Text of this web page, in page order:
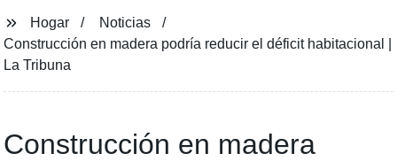
Hogar
Noticias
Construcción en madera podría reducir el déficit habitacional |
La Tribuna
Construcción en madera